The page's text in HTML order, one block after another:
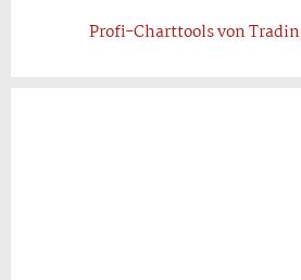
Profi-Charttools von